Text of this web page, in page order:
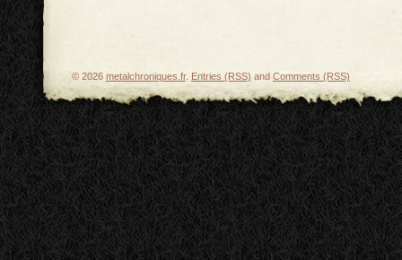
© 2026 metalchroniques.fr. Entries (RSS) and Comments (RSS)